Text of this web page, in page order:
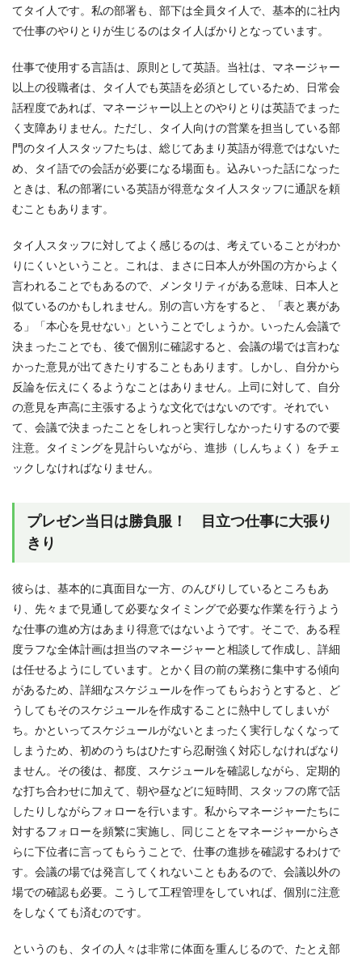
てタイ人です。私の部署も、部下は全員タイ人で、基本的に社内
で仕事のやりとりが生じるのはタイ人ばかりとなっています。
仕事で使用する言語は、原則として英語。当社は、マネージャー
以上の役職者は、タイ人でも英語を必須としているため、日常会
話程度であれば、マネージャー以上とのやりとりは英語でまった
く支障ありません。ただし、タイ人向けの営業を担当している部
門のタイ人スタッフたちは、総じてあまり英語が得意ではないた
め、タイ語での会話が必要になる場面も。込みいった話になった
ときは、私の部署にいる英語が得意なタイ人スタッフに通訳を頼
むこともあります。
タイ人スタッフに対してよく感じるのは、考えていることがわか
りにくいということ。これは、まさに日本人が外国の方からよく
言われることでもあるので、メンタリティがある意味、日本人と
似ているのかもしれません。別の言い方をすると、「表と裏があ
る」「本心を見せない」ということでしょうか。いったん会議で
決まったことでも、後で個別に確認すると、会議の場では言わな
かった意見が出てきたりすることもあります。しかし、自分から
反論を伝えにくるようなことはありません。上司に対して、自分
の意見を声高に主張するような文化ではないのです。それでい
て、会議で決まったことをしれっと実行しなかったりするので要
注意。タイミングを見計らいながら、進捗（しんちょく）をチェ
ックしなければなりません。
プレゼン当日は勝負服！ 目立つ仕事に大張り
きり
彼らは、基本的に真面目な一方、のんびりしているところもあ
り、先々まで見通して必要なタイミングで必要な作業を行うよう
な仕事の進め方はあまり得意ではないようです。そこで、ある程
度ラフな全体計画は担当のマネージャーと相談して作成し、詳細
は任せるようにしています。とかく目の前の業務に集中する傾向
があるため、詳細なスケジュールを作ってもらおうとすると、ど
うしてもそのスケジュールを作成することに熱中してしまいが
ち。かといってスケジュールがないとまったく実行しなくなって
しまうため、初めのうちはひたすら忍耐強く対応しなければなり
ません。その後は、都度、スケジュールを確認しながら、定期的
な打ち合わせに加えて、朝や昼などに短時間、スタッフの席で話
したりしながらフォローを行います。私からマネージャーたちに
対するフォローを頻繁に実施し、同じことをマネージャーからさ
らに下位者に言ってもらうことで、仕事の進捗を確認するわけで
す。会議の場では発言してくれないこともあるので、会議以外の
場での確認も必要。こうして工程管理をしていれば、個別に注意
をしなくても済むのです。
というのも、タイの人々は非常に体面を重んじるので、たとえ部